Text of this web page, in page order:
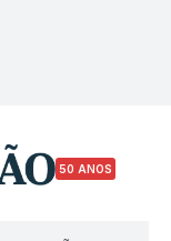
50 ANOS